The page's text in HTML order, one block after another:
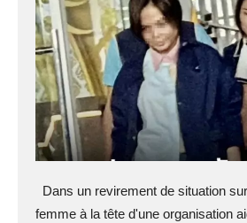
Dans un revirement de situation
femme à la tête d'une organisation